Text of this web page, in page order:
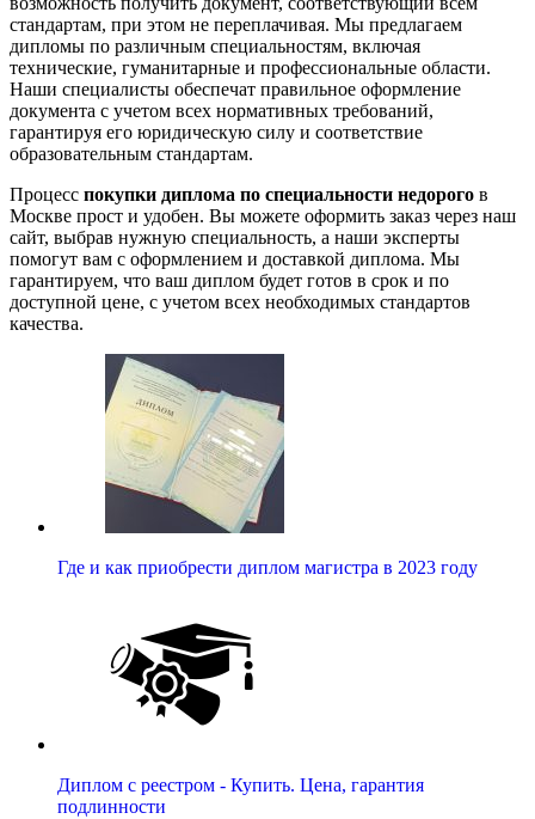
стандартам, при этом не переплачивая. Мы предлагаем
дипломы по различным специальностям, включая
технические, гуманитарные и профессиональные области.
Наши специалисты обеспечат правильное оформление
документа с учетом всех нормативных требований,
гарантируя его юридическую силу и соответствие
образовательным стандартам.
Процесс покупки диплома по специальности недорого в
Москве прост и удобен. Вы можете оформить заказ через наш
сайт, выбрав нужную специальность, а наши эксперты
помогут вам с оформлением и доставкой диплома. Мы
гарантируем, что ваш диплом будет готов в срок и по
доступной цене, с учетом всех необходимых стандартов
качества.
Где и как приобрести диплом магистра в 2023 году
Диплом с реестром - Купить. Цена, гарантия
подлинности